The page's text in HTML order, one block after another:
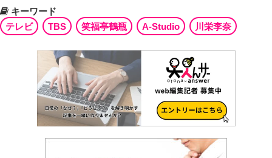
キーワード
テレビ
TBS 笑福亭鶴瓶 A-Studio 川栄李奈